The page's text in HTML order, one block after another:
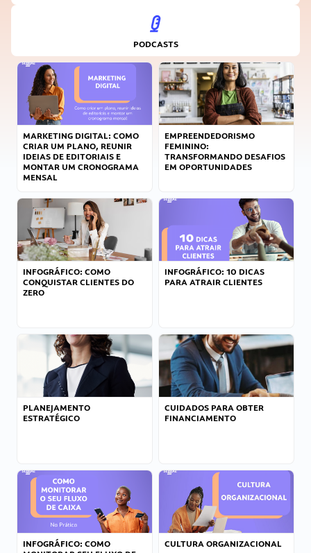
PODCASTS
MARKETING DIGITAL: COMO
CRIAR UM PLANO, REUNIR
IDEIAS DE EDITORIAIS E
MONTAR UM CRONOGRAMA
MENSAL
EMPREENDEDORISMO
FEMININO:
TRANSFORMANDO DESAFIOS
EM OPORTUNIDADES
INFOGRÁFICO: COMO
CONQUISTAR CLIENTES DO
ZERO
INFOGRÁFICO: 10 DICAS
PARA ATRAIR CLIENTES
PLANEJAMENTO
ESTRATÉGICO
CUIDADOS PARA OBTER
FINANCIAMENTO
INFOGRÁFICO: COMO
CULTURA ORGANIZACIONAL